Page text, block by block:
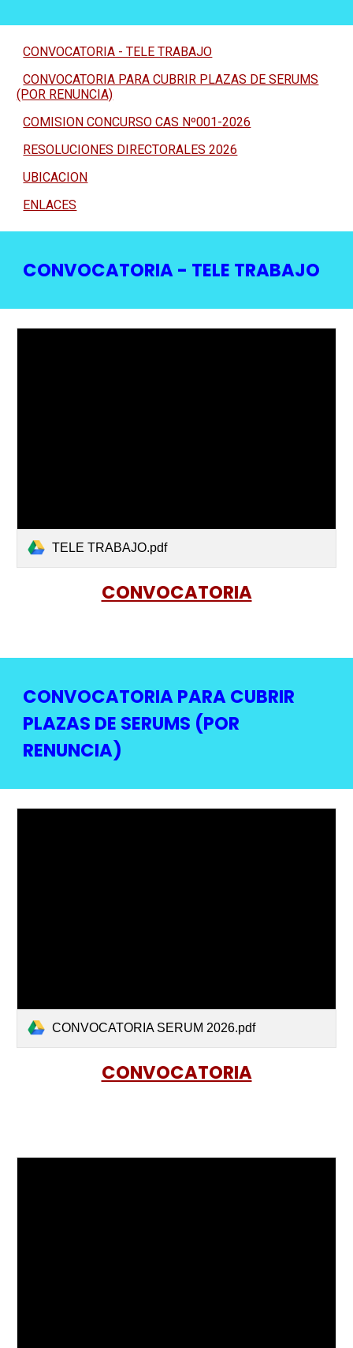
CONVOCATORIA - TELE TRABAJO
CONVOCATORIA PARA CUBRIR PLAZAS DE SERUMS
(POR RENUNCIA)
COMISION CONCURSO CAS Nº001-2026
RESOLUCIONES DIRECTORALES 2026
UBICACION
ENLACES
CONVOCATORIA - TELE TRABAJO
TELE TRABAJO.pdf
CONVOCATORIA
CONVOCATORIA PARA CUBRIR
PLAZAS DE SERUMS (POR
RENUNCIA)
CONVOCATORIA SERUM 2026.pdf
CONVOCATORIA